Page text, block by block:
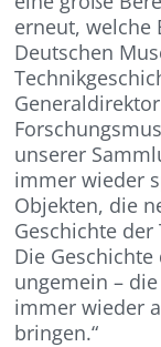
erneut, welche
Deutschen
unserer
immer wieder
Objekten, die
Geschichte
Die
ungemein –
immer wieder
bringen.“